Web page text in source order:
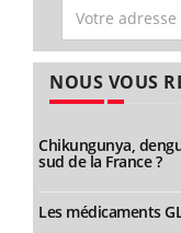
NOUS VOUS
Chikungunya,
sud de la France ?
Les médicaments